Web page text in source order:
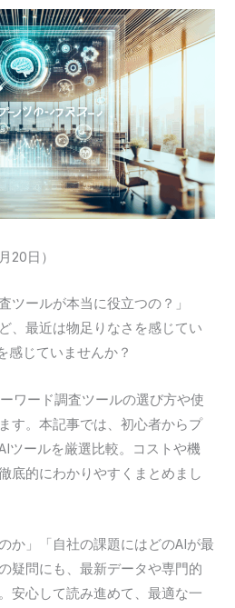
20日）
ツールが本当に役立つの？」
、最近は物足りなさを感じてい
感じていませんか？
ワード調査ツールの選び方や使
す。本記事では、初心者からプ
ツールを厳選比較。コストや機
底的にわかりやすくまとめまし
か」「自社の課題にはどのAIが最
疑問にも、最新データや専門的
安心して読み進めて、最適な一